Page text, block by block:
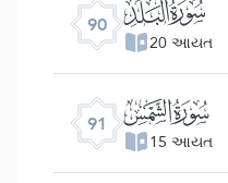
90 ﰇ
20 આયત
91 ﰈ
15 આયત